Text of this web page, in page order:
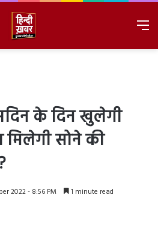
के दिन खुलेगी
मिलेगी सोने की
2022 - 8:56 PM 1 minute read